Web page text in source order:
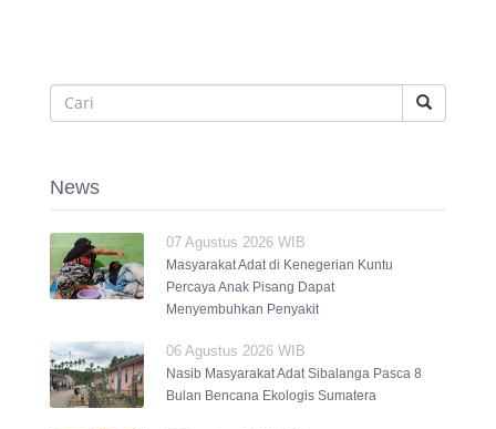
News
07 Agustus 2026 WIB
Masyarakat Adat di Kenegerian Kuntu
Percaya Anak Pisang Dapat
Menyembuhkan Penyakit
06 Agustus 2026 WIB
Nasib Masyarakat Adat Sibalanga Pasca 8
Bulan Bencana Ekologis Sumatera